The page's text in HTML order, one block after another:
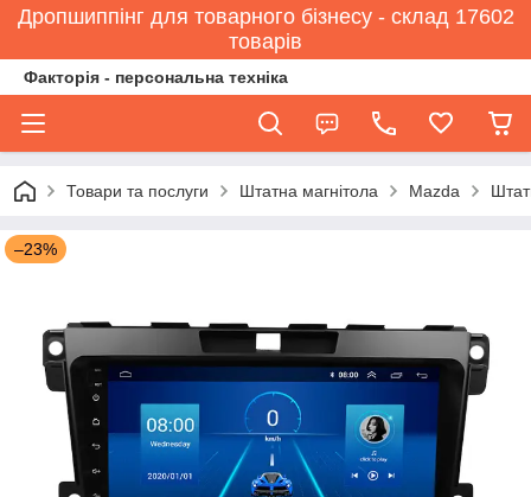
Дропшиппінг для товарного бізнесу - склад 17602
товарів
Факторія - персональна техніка
Товари та послуги Штатна магнітола Mazda
–23%